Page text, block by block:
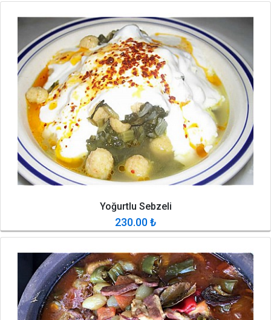
Yoğurtlu Sebzeli
230.00₺